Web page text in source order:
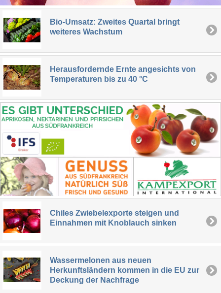
Bio-Umsatz: Zweites Quartal bringt
weiteres Wachstum
Herausfordernde Ernte angesichts von
Temperaturen bis zu 40 °C
Chiles Zwiebelexporte steigen und
Einnahmen mit Knoblauch sinken
Wassermelonen aus neuen
Herkunftsländern kommen in die EU zur
Deckung der Nachfrage